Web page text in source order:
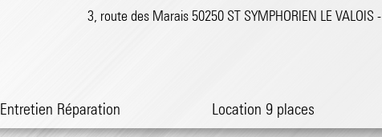
Entretien Réparation Location 9 places
3, route des Marais 50250 ST SYMPHORIEN LE VALOIS -